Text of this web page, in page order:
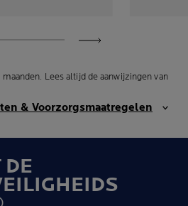
Lees altijd de aanwijzingen van
& Voorzorgsmaatregelen
DE